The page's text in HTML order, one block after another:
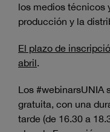
los medios técnicos
producción y la
El plazo de
abril
Los #webinarsUNIA
gratuita, con una
tarde (de 16.30 a